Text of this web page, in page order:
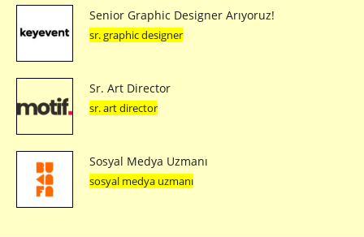
Senior Graphic Designer Arıyoruz!
sr. graphic designer
Sr. Art Director
sr. art director
Sosyal Medya Uzmanı
sosyal medya uzmanı